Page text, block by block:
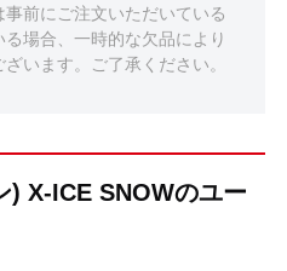
前にご注文いただいている
場合、一時的な欠品により
います。ご了承ください。
) X-ICE SNOWのユー